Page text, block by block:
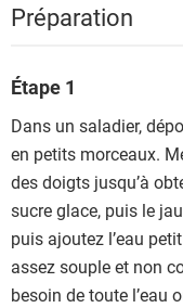
Préparation
Étape 1
Dans un saladier,
en petits morceaux.
des doigts jusqu’à
sucre glace, puis le
puis ajoutez l’eau
assez souple et non
besoin de toute l’eau